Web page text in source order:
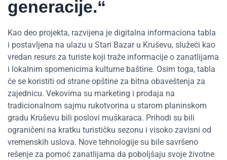
generacije.“
Kao deo projekta, razvijena je digitalna informaciona tabla
i postavljena na ulazu u Stari Bazar u Kruševu, služeći kao
vredan resurs za turiste koji traže informacije o zanatlijama
i lokalnim spomenicima kulturne baštine. Osim toga, tabla
će se koristiti od strane opštine za bitna obaveštenja za
zajednicu. Vekovima su marketing i prodaja na
tradicionalnom sajmu rukotvorina u starom planinskom
gradu Kruševu bili poslovi muškaraca. Prihodi su bili
ograničeni na kratku turističku sezonu i visoko zavisni od
vremenskih uslova. Nove tehnologije su bile savršeno
rešenje za pomoć zanatlijama da poboljšaju svoje životne